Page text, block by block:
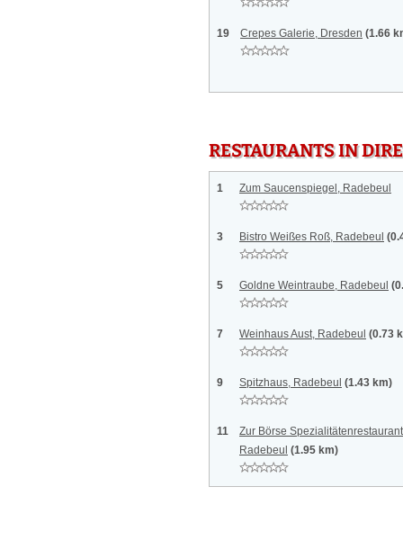
19 Crepes Galerie, Dresden (1.66
RESTAURANTS IN
1 Zum Saucenspiegel, Radebeul
3 Bistro Weißes Roß, Radebeul
5 Goldne Weintraube, Radebeul
7 Weinhaus Aust, Radebeul (0.73
9 Spitzhaus, Radebeul (1.43 km)
11
Zur Börse
Radebeul (1.95 km)